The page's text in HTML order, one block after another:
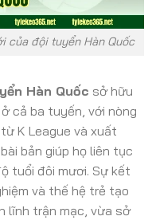
của đội tuyển Hàn Quốc
Hàn Quốc sở hữu
cả ba tuyến, với nòng
K League và xuất
bản giúp họ liên tục
tuổi đôi mươi. Sự kết
và thế hệ trẻ tạo
lĩnh trận mạc, vừa sở